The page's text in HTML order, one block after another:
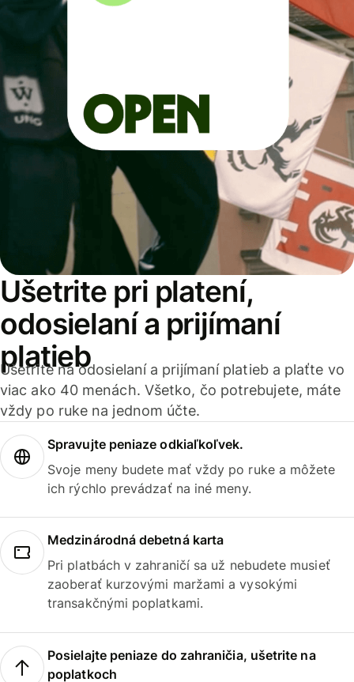
Ušetrite pri platení,
odosielaní a prijímaní
platieb
Ušetrite na odosielaní a prijímaní platieb a plaťte vo
viac ako 40 menách. Všetko, čo potrebujete, máte
vždy po ruke na jednom účte.
Spravujte peniaze odkiaľkoľvek.
Svoje meny budete mať vždy po ruke a môžete
ich rýchlo prevádzať na iné meny.
Medzinárodná debetná karta
Pri platbách v zahraničí sa už nebudete musieť
zaoberať kurzovými maržami a vysokými
transakčnými poplatkami.
Posielajte peniaze do zahraničia, ušetrite na
poplatkoch